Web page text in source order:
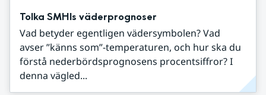
Tolka SMHIs väderprognoser
Vad betyder egentligen vädersymbolen? Vad
avser ”känns som”-temperaturen, och hur ska du
förstå nederbördsprognosens procentsiffror? I
denna vägled...